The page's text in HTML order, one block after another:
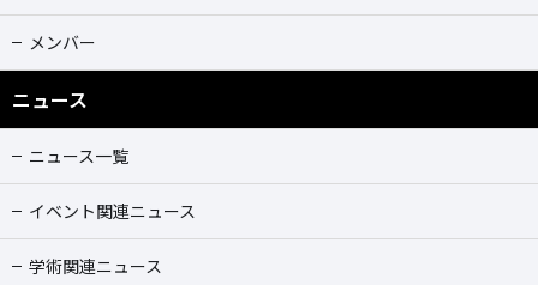
メンバー
ニュース
ニュース一覧
イベント関連ニュース
学術関連ニュース